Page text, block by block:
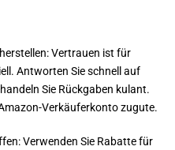
Vertrauen ist für
Antworten Sie schnell auf
Sie Rückgaben kulant.
Verkäuferkonto zugute.
Verwenden Sie Rabatte für